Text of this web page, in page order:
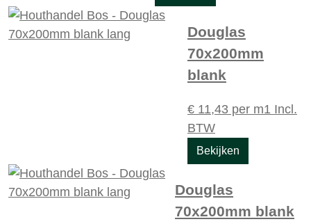
Douglas
70x200mm
blank
€11,43per m1 Incl.
BTW
Bekijken
Douglas
70x200mm blank